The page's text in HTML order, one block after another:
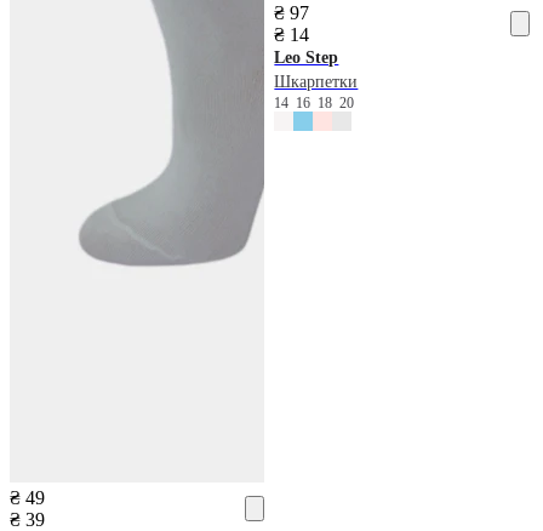
₴ 49
₴ 39
₴ 97
₴ 14
Leo Step
Шкарпетки
14 16 1820